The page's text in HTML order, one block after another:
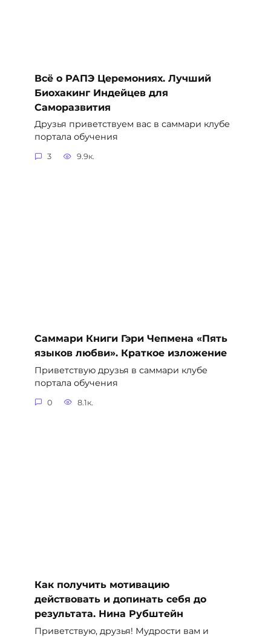
Всё о РАПЭ Церемониях. Лучший
Биохакинг Индейцев для
Саморазвития
Друзья приветствуем вас в саммари клубе
портала обучения
3 9.9к.
Саммари Книги Гэри Чепмена «Пять
языков любви». Краткое изложение
Приветствую друзья в саммари клубе
портала обучения
0 8.1к.
Как получить мотивацию
действовать и допинать себя до
результата. Нина Рубштейн
Приветствую, друзья! Мудрости вам и